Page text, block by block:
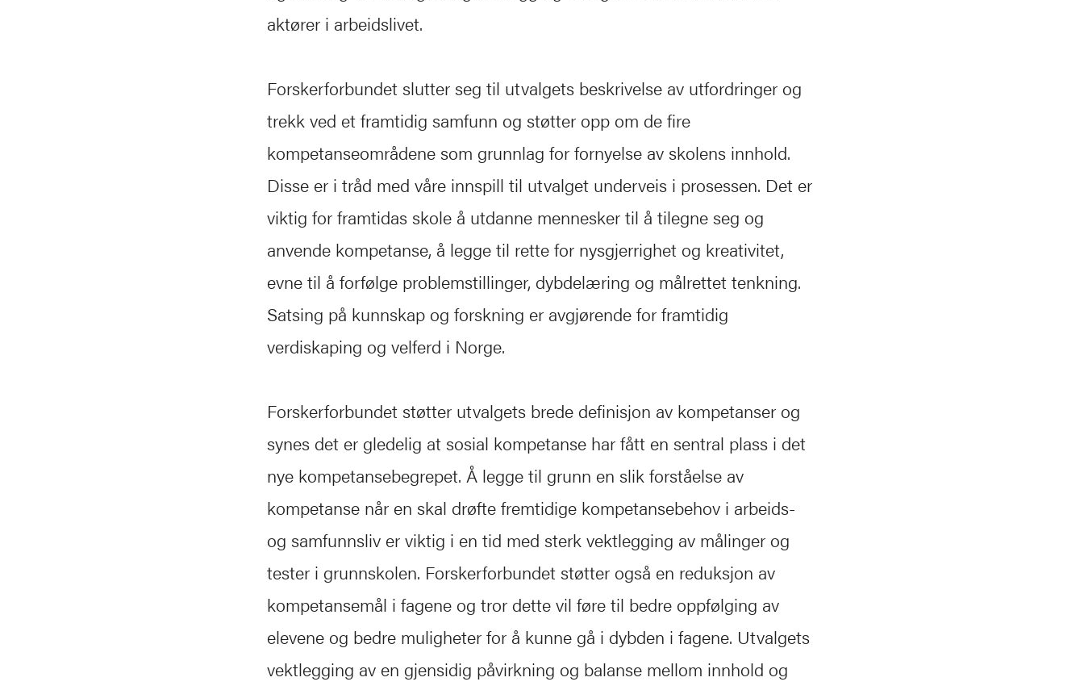
aktører i arbeidslivet.
Forskerforbundet slutter seg til utvalgets beskrivelse av utfordringer og
trekk ved et framtidig samfunn og støtter opp om de fire
kompetanseområdene som grunnlag for fornyelse av skolens innhold.
Disse er i tråd med våre innspill til utvalget underveis i prosessen. Det er
viktig for framtidas skole å utdanne mennesker til å tilegne seg og
anvende kompetanse, å legge til rette for nysgjerrighet og kreativitet,
evne til å forfølge problemstillinger, dybdelæring og målrettet tenkning.
Satsing på kunnskap og forskning er avgjørende for framtidig
verdiskaping og velferd i Norge.
Forskerforbundet støtter utvalgets brede definisjon av kompetanser og
synes det er gledelig at sosial kompetanse har fått en sentral plass i det
nye kompetansebegrepet. Å legge til grunn en slik forståelse av
kompetanse når en skal drøfte fremtidige kompetansebehov i arbeids-
og samfunnsliv er viktig i en tid med sterk vektlegging av målinger og
tester i grunnskolen. Forskerforbundet støtter også en reduksjon av
kompetansemål i fagene og tror dette vil føre til bedre oppfølging av
elevene og bedre muligheter for å kunne gå i dybden i fagene. Utvalgets
vektlegging av en gjensidig påvirkning og balanse mellom innhold og